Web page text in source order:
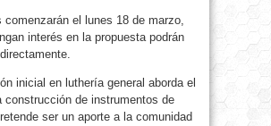
comenzarán el lunes 18 de marzo,
interés en la propuesta podrán
inicial en luthería general aborda el
construcción de instrumentos de
ser un aporte a la comunidad